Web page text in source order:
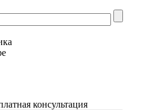
консультация